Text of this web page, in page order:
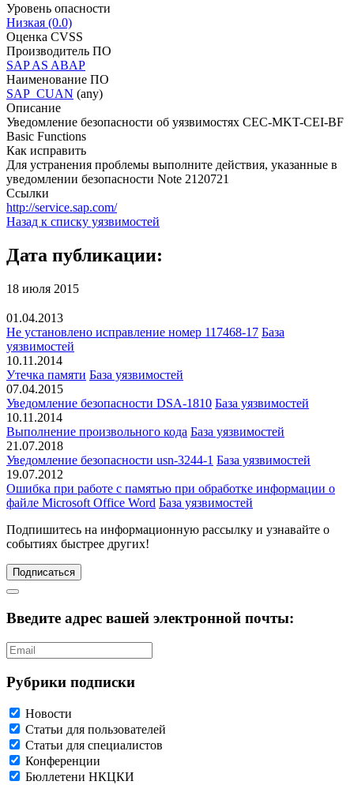
Уровень опасности
Низкая (0.0)
Оценка CVSS
Производитель ПО
SAP AS ABAP
Наименование ПО
SAP_CUAN (any)
Описание
Уведомление безопасности об уязвимостях CEC-MKT-CEI-BF
Basic Functions
Как исправить
Для устранения проблемы выполните действия, указанные в
уведомлении безопасности Note 2120721
Ссылки
http://service.sap.com/
Назад к списку уязвимостей
Дата публикации:
18 июля 2015
01.04.2013
Не установлено исправление номер 117468-17 База
уязвимостей
10.11.2014
Утечка памяти База уязвимостей
07.04.2015
Уведомление безопасности DSA-1810 База уязвимостей
10.11.2014
Выполнение произвольного кода База уязвимостей
21.07.2018
Уведомление безопасности usn-3244-1 База уязвимостей
19.07.2012
Ошибка при работе с памятью при обработке информации о
файле Microsoft Office Word База уязвимостей
Подпишитесь на информационную рассылку и узнавайте о
событиях быстрее других!
Подписаться
Введите адрес вашей электронной почты:
Рубрики подписки
Новости
Статьи для пользователей
Статьи для специалистов
Конференции
Бюллетени НКЦКИ